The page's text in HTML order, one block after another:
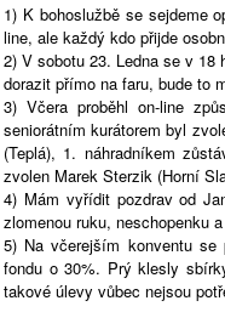
1) K bohoslužbě se sejdeme
line, ale každý kdo přijde
2) V sobotu 23. Ledna se v 18
dorazit přímo na faru, bude to
3) Včera proběhl on-line
seniorátním kurátorem byl
(Teplá), 1. náhradníkem
zvolen Marek Sterzik (Horní
4) Mám vyřídit pozdrav od
zlomenou ruku, neschopenku
5) Na včerejším konventu se
fondu o 30%. Prý klesly
takové úlevy vůbec nejsou